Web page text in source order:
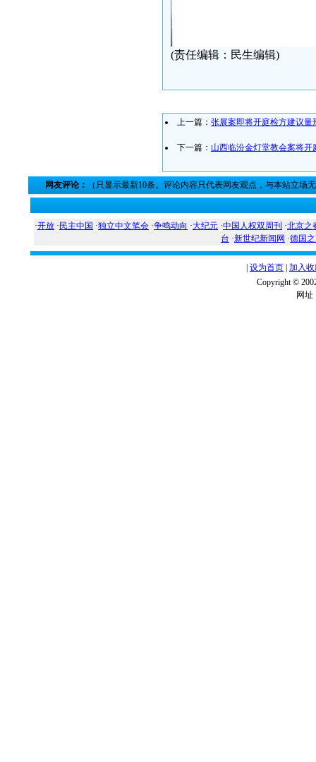
(责任编辑：民生编辑)
上一篇： 张展案即将开庭检方建议量
下一篇： 山西临汾金灯堂教会案将开
网友评论： （只显示最新10条。评论内容只代表网友观点，与本站立场
·开放 · 民主中国 ·独立中文笔会 ·争鸣动向 ·大纪元 ·中国人权双周刊 ·北京之
台 ·新世纪新闻网 ·德国
设为首页 加入
Copyright ©
网址